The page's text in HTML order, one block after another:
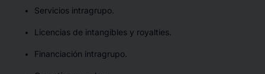
Servicios intragrupo.
Licencias de intangibles y royalties.
Financiación intragrupo.